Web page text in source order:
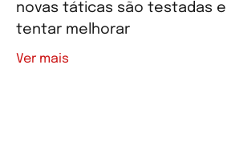
novas táticas são testadas
tentar melhorar
Ver mais